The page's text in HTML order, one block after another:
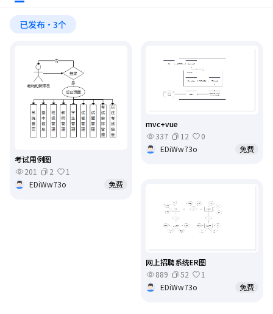
已发布·3个
考试用例图
201
2
1
EDiWw73o
免费
mvc+vue
337
12
0
EDiWw73o
免费
网上招聘系统ER图
889
52
1
EDiWw73o
免费